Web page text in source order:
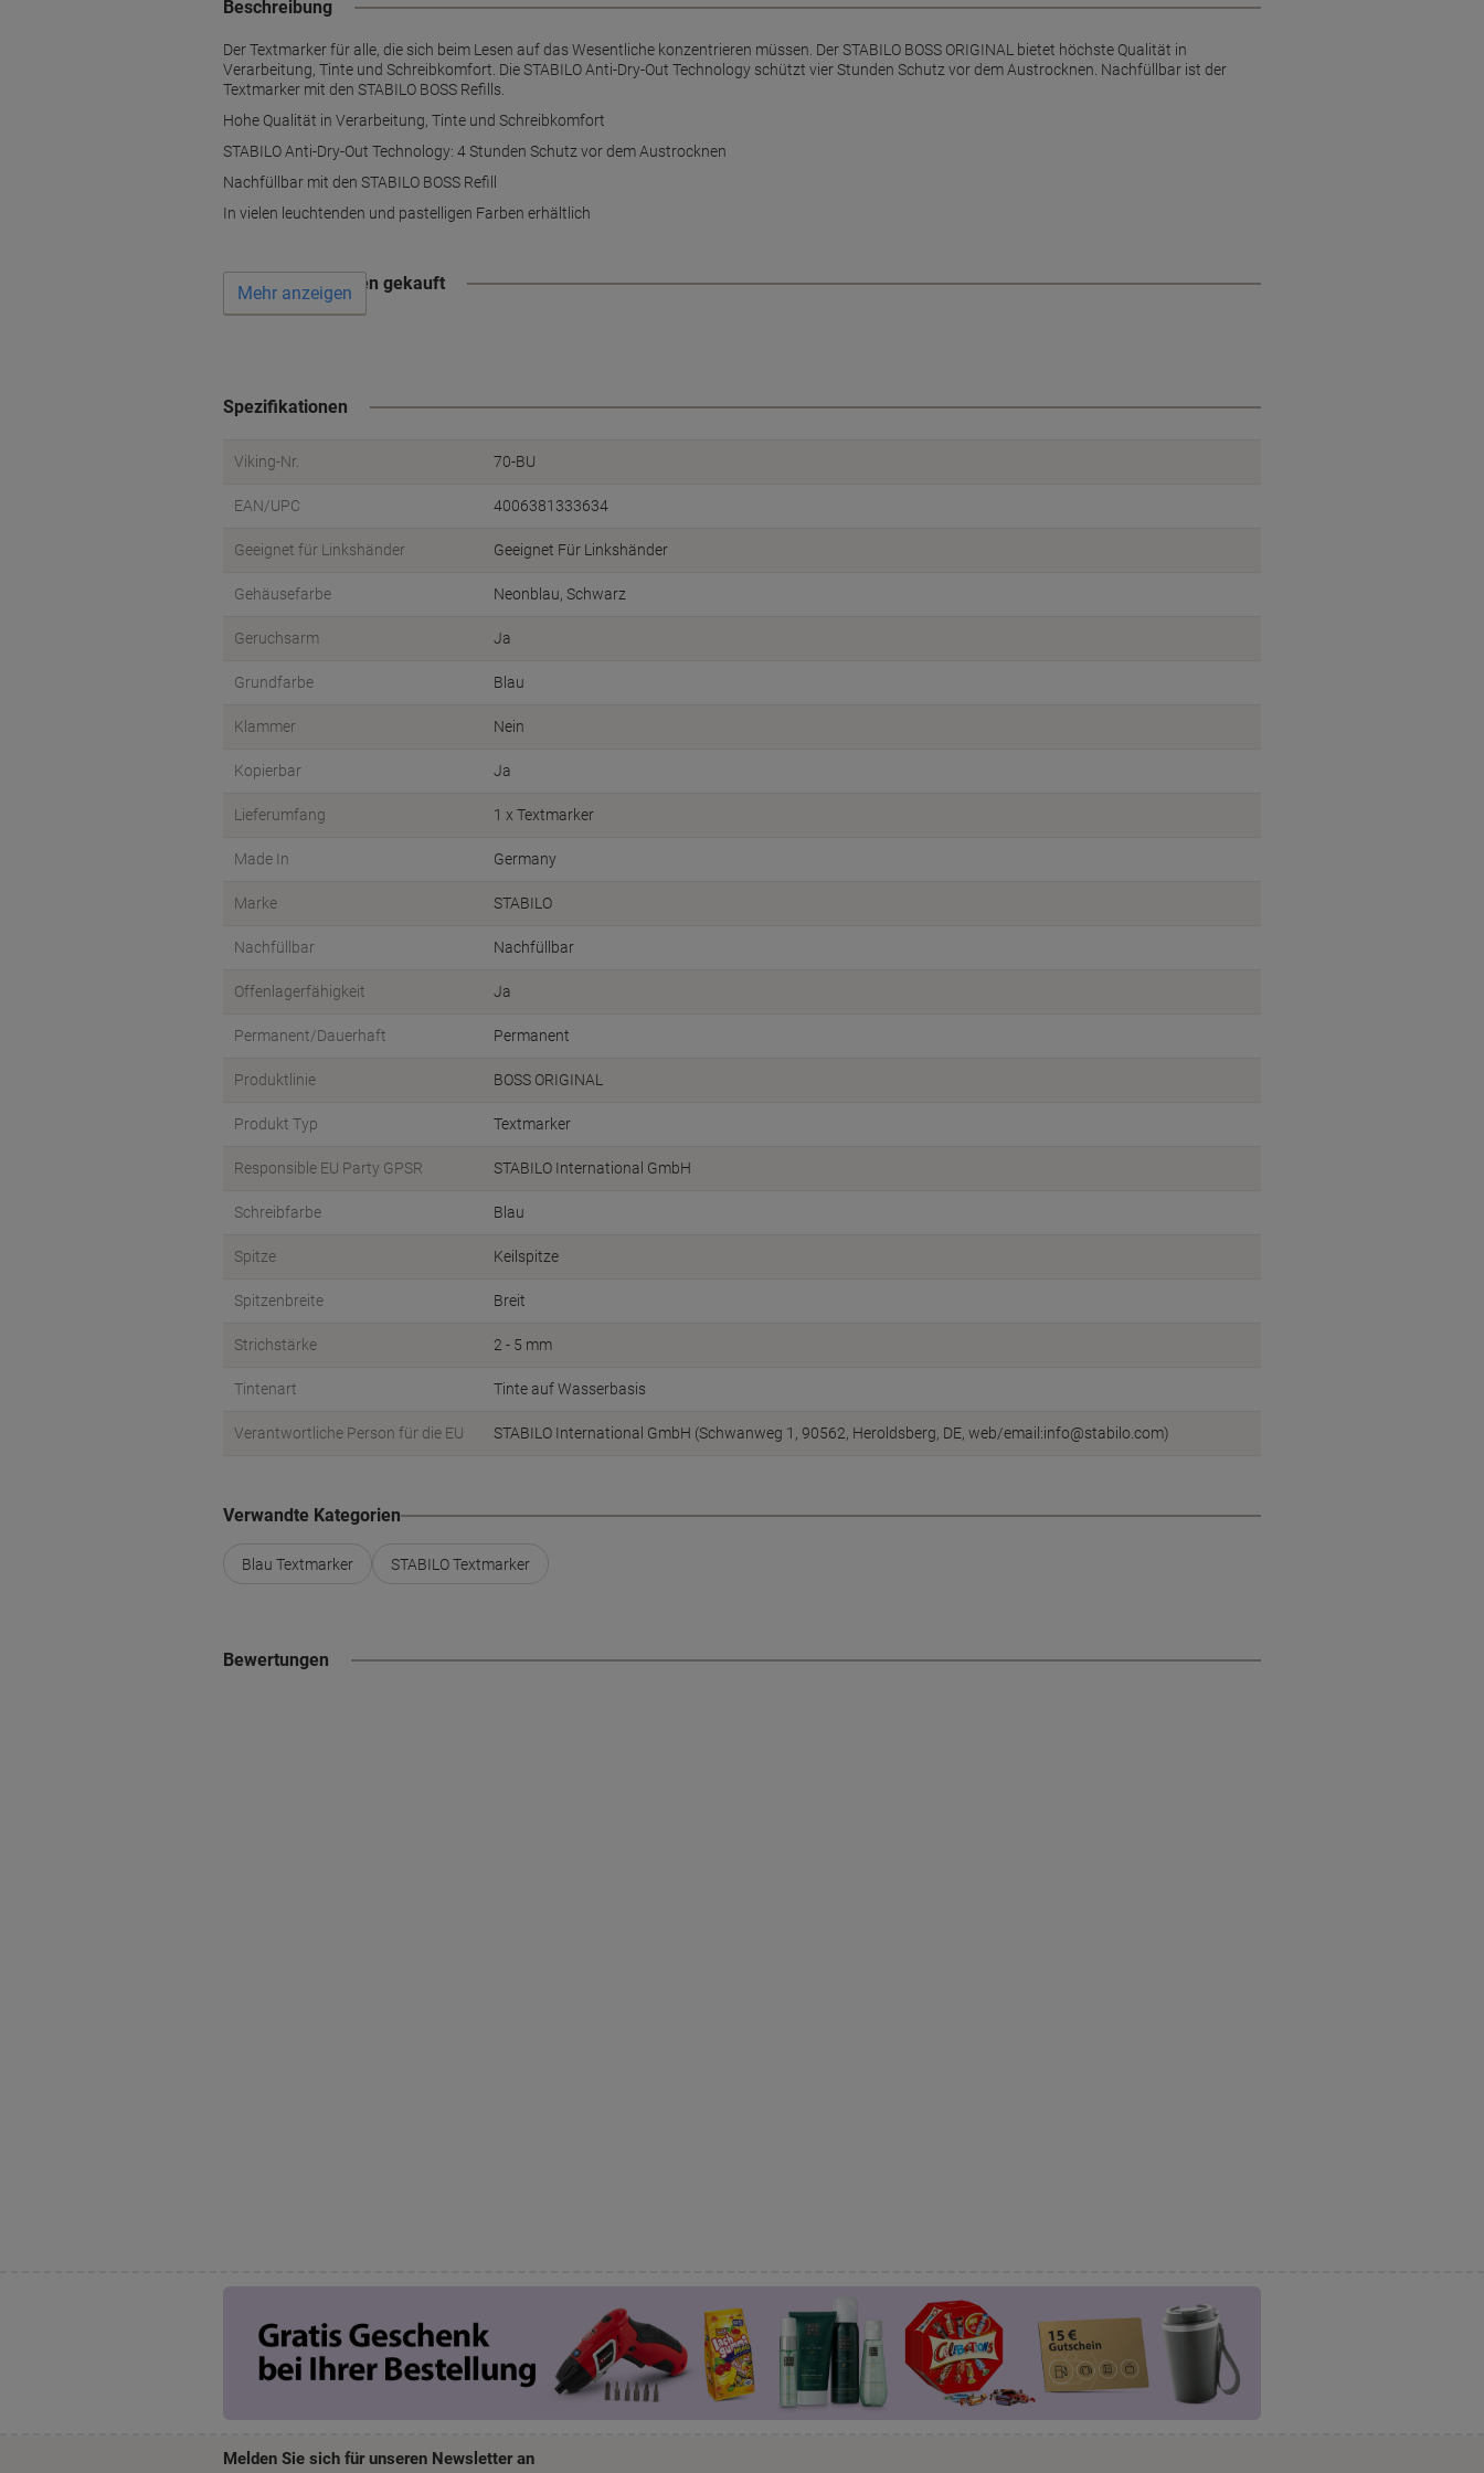
Beschreibung
Der Textmarker für alle, die sich beim Lesen auf das Wesentliche konzentrieren müssen. Der STABILO BOSS ORIGINAL bietet höchste Qualität in
Verarbeitung, Tinte und Schreibkomfort. Die STABILO Anti-Dry-Out Technology schützt vier Stunden Schutz vor dem Austrocknen. Nachfüllbar ist der
Textmarker mit den STABILO BOSS Refills.
Hohe Qualität in Verarbeitung, Tinte und Schreibkomfort
STABILO Anti-Dry-Out Technology: 4 Stunden Schutz vor dem Austrocknen
Nachfüllbar mit den STABILO BOSS Refill
In vielen leuchtenden und pastelligen Farben erhältlich
Wird oft zusammen gekauft
Mehr anzeigen
Spezifikationen
Viking-Nr. 70-BU
EAN/UPC 4006381333634
Geeignet für Linkshänder Geeignet Für Linkshänder
Gehäusefarbe Neonblau, Schwarz
Geruchsarm Ja
Grundfarbe Blau
Klammer Nein
Kopierbar Ja
Lieferumfang 1 x Textmarker
Made In Germany
Marke STABILO
Nachfüllbar Nachfüllbar
Offenlagerfähigkeit Ja
Permanent/Dauerhaft Permanent
Produktlinie BOSS ORIGINAL
Produkt Typ Textmarker
Responsible EU Party GPSR STABILO International GmbH
Schreibfarbe Blau
Spitze Keilspitze
Spitzenbreite Breit
Strichstärke 2 - 5 mm
Tintenart Tinte auf Wasserbasis
Verantwortliche Person für die EU STABILO International GmbH (Schwanweg 1, 90562, Heroldsberg, DE, web/email:info@stabilo.com)
Verwandte Kategorien
Blau Textmarker STABILO Textmarker
Bewertungen